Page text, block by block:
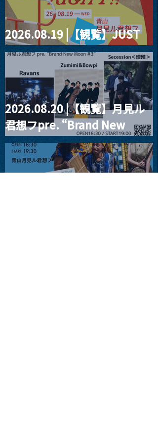
2026.08.19 |【観覧】JUST
RIGHT!! vol.27
2026.08.20 |【観覧】月見ル
君想フpre. “Brand New
Moon #3”